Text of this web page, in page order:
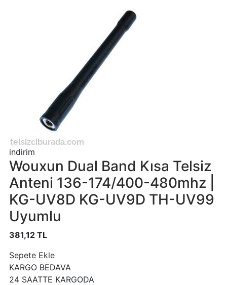
indirim
Wouxun Dual Band Kısa Telsiz
Anteni 136-174/400-480mhz |
KG-UV8D KG-UV9D TH-UV99
Uyumlu
381,12 TL
Sepete Ekle
KARGO BEDAVA
24 SAATTE KARGODA